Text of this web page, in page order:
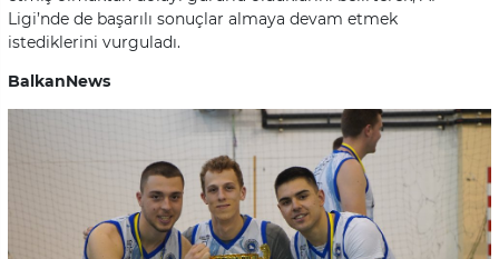
Ligi’nde de başarılı sonuçlar almaya devam etmek
istediklerini vurguladı.
BalkanNews